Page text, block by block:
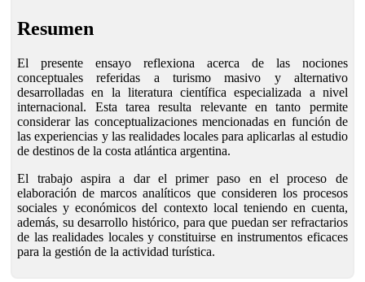
Resumen
El presente ensayo reflexiona acerca de las nociones
conceptuales referidas a turismo masivo y alternativo
desarrolladas en la literatura científica especializada a nivel
internacional. Esta tarea resulta relevante en tanto permite
considerar las conceptualizaciones mencionadas en función de
las experiencias y las realidades locales para aplicarlas al estudio
de destinos de la costa atlántica argentina.
El trabajo aspira a dar el primer paso en el proceso de
elaboración de marcos analíticos que consideren los procesos
sociales y económicos del contexto local teniendo en cuenta,
además, su desarrollo histórico, para que puedan ser refractarios
de las realidades locales y constituirse en instrumentos eficaces
para la gestión de la actividad turística.